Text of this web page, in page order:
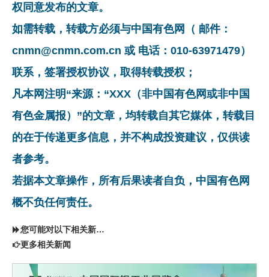
权同意发布的文章。
如需转载，转载方必须与中国有色网（ 邮件：
cnmn@cnmn.com.cn 或 电话：010-63971479）
联系，签署授权协议，取得转载授权；
凡本网注明“来源：“XXX（非中国有色网或非中国
有色金属报）”的文章，均转载自其它媒体，转载目
的在于传递更多信息，并不构成投资建议，仅供读
者参考。
若据本文章操作，所有后果读者自负，中国有色网
概不负任何责任。
您可能对以下相关新闻同样感兴趣
更多相关新闻